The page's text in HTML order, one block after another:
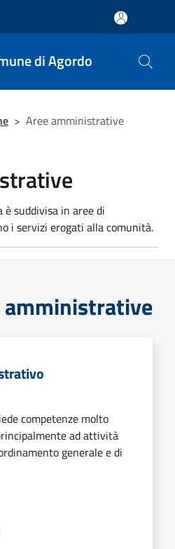
di Agordo
> Aree amministrative
suddivisa in aree di
i servizi erogati alla comunità.
amministrative
competenze molto
ad attività
generale e di